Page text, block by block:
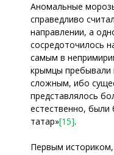
Аномальные
справедливо
направлении, а
сосредоточилось
самым в
крымцы пребывали
сложным, ибо
представлялось
естественно, были
татар»[15].
Первым